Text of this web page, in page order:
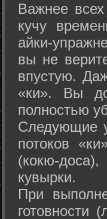
Важнее
кучу
айки-
вы не
впустую.
«ки». Вы
полностью
Следующие
потоков
(кокю-доса),
кувырки.
При
готовности